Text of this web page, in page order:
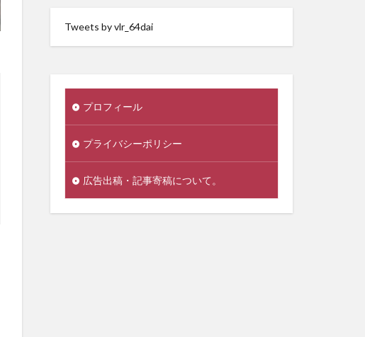
Tweets by vlr_64dai
プロフィール
プライバシーポリシー
広告出稿・記事寄稿について。